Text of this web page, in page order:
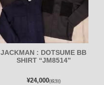
JACKMAN : DOTSUME BB
SHIRT “JM8514”
¥24,000(税別)